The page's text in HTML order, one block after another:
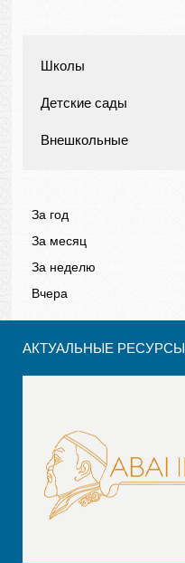
Школы
Детские сады
Внешкольные
За год
За месяц
За неделю
Вчера
АКТУАЛЬНЫЕ РЕСУРСЫ